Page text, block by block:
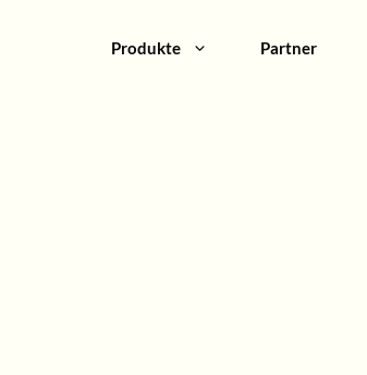
Produkte Partner